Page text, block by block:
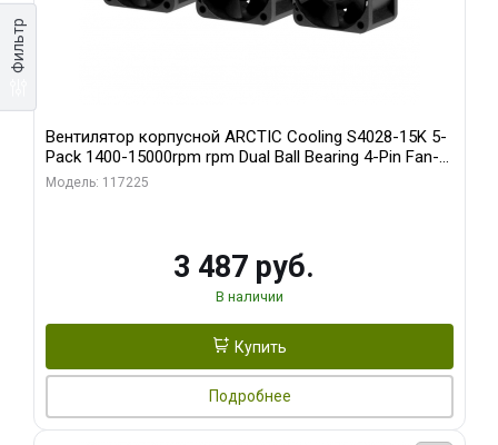
Фильтр
Вентилятор корпусной ARCTIC Cooling S4028-15K 5-
Pack 1400-15000rpm rpm Dual Ball Bearing 4-Pin Fan-
Connector (ACFAN00274A)
Модель: 117225
3 487 руб.
В наличии
Купить
Подробнее